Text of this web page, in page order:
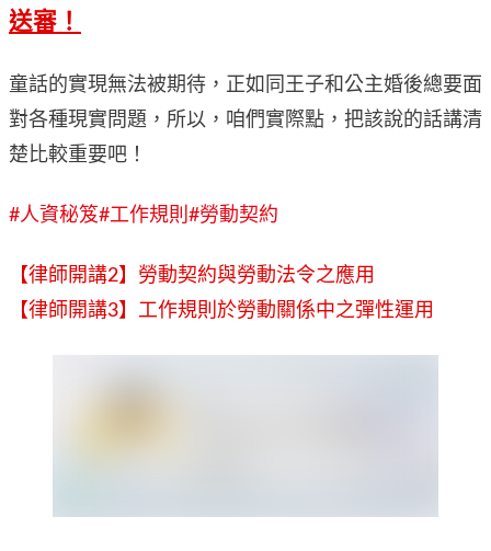
送審！
童話的實現無法被期待，正如同王子和公主婚後總要面
對各種現實問題，所以，咱們實際點，把該說的話講清
楚比較重要吧！
#人資秘笈#工作規則 #勞動契約
【律師開講2】勞動契約與勞動法令之應用
【律師開講3】工作規則於勞動關係中之彈性運用